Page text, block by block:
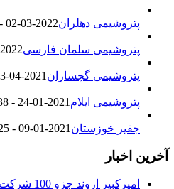
پتروشیمی دهلران2022-03-02 - 13:44
پتروشیمی سلمان فارسی2022-02-14 - 09:54
پتروشیمی گچساران 2021-04-03 - 10:25
پتروشیمی ایلام 2021-01-24 - 11:38
جفیر خوزستان 2021-01-09 - 11:25
آخرین اخبار
امیرکبیر اروند جزو 100 شرکت برتر جرثقیل 2022